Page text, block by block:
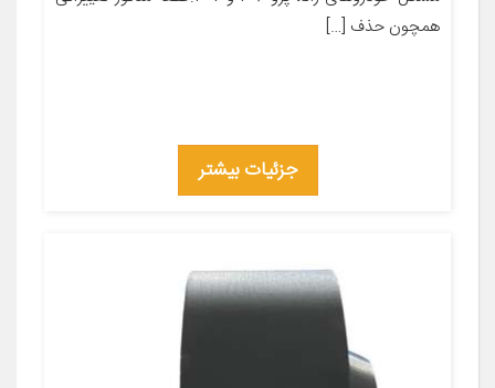
همچون حذف […]
جزئیات بیشتر